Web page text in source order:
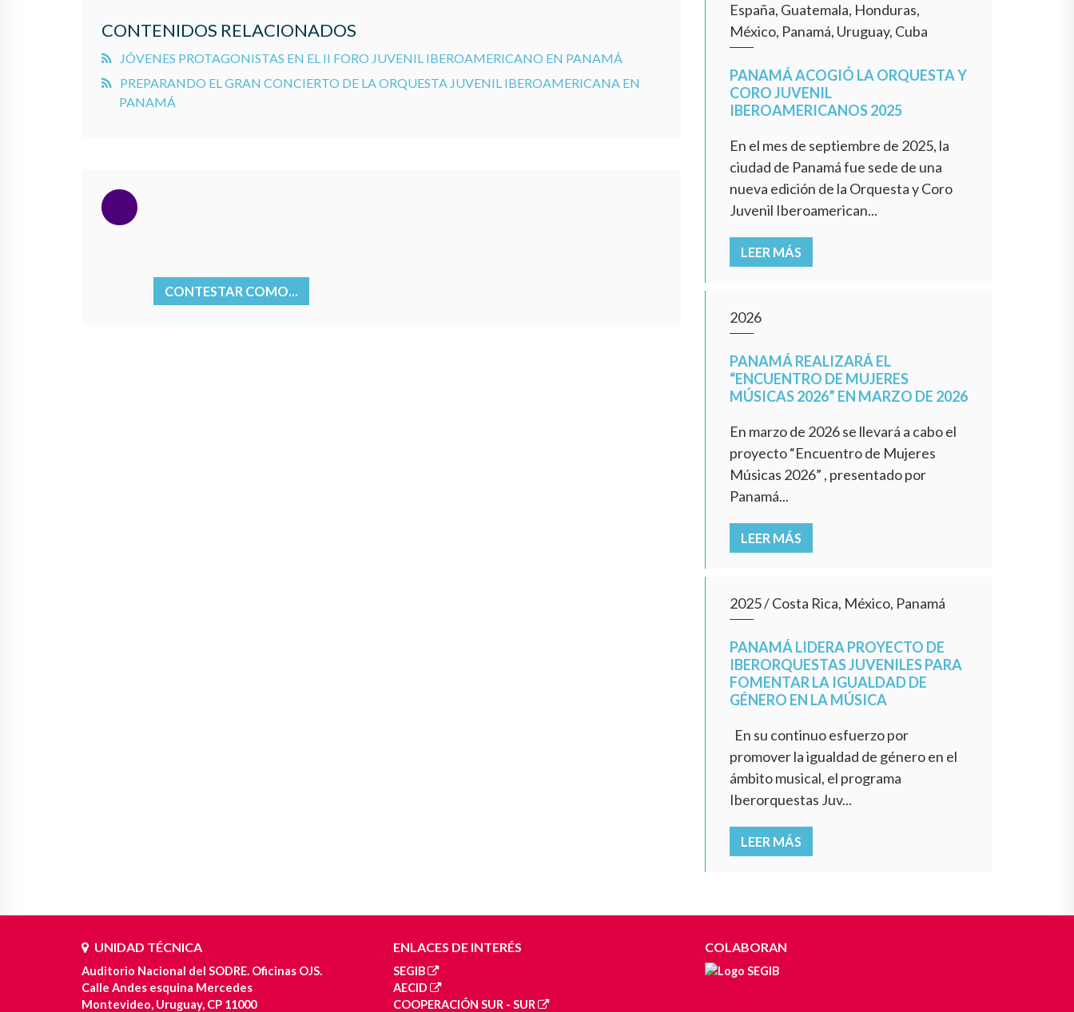
CONTENIDOS RELACIONADOS
JÓVENES PROTAGONISTAS EN EL II FORO JUVENIL IBEROAMERICANO EN PANAMÁ
PREPARANDO EL GRAN CONCIERTO DE LA ORQUESTA JUVENIL IBEROAMERICANA EN
PANAMÁ
CONTESTAR COMO...
España, Guatemala, Honduras,
México, Panamá, Uruguay, Cuba
PANAMÁ ACOGIÓ LA ORQUESTA Y
CORO JUVENIL
IBEROAMERICANOS 2025
En el mes de septiembre de 2025, la
ciudad de Panamá fue sede de una
nueva edición de la Orquesta y Coro
Juvenil Iberoamerican...
LEER MÁS
2026
PANAMÁ REALIZARÁ EL
“ENCUENTRO DE MUJERES
MÚSICAS 2026” EN MARZO DE 2026
En marzo de 2026 se llevará a cabo el
proyecto “Encuentro de Mujeres
Músicas 2026” , presentado por
Panamá...
LEER MÁS
2025/Costa Rica, México, Panamá
PANAMÁ LIDERA PROYECTO DE
IBERORQUESTAS JUVENILES PARA
FOMENTAR LA IGUALDAD DE
GÉNERO EN LA MÚSICA
En su continuo esfuerzo por
promover la igualdad de género en el
ámbito musical, el programa
Iberorquestas Juv...
LEER MÁS
UNIDAD TÉCNICA
Auditorio Nacional del SODRE. Oficinas OJS.
Calle Andes esquina Mercedes
Montevideo, Uruguay, CP 11000
ENLACES DE INTERÉS
SEGIB
AECID
COOPERACIÓN SUR - SUR
COLABORAN